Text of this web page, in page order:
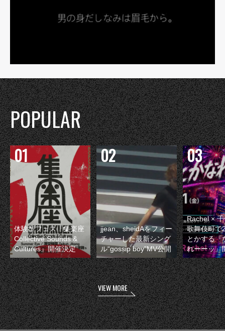
POPULAR
体験型フェス『集楽座
Collective Sounds &
Cultures』開催決定
jjean、sheidAをフィー
チャーした最新シング
ル“gossip boy”MV公開
Rachel ×
歌舞伎町で
とかする『
れーーッ』
VIEW MORE